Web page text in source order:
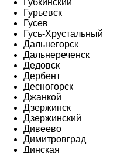
Губкинский
Гурьевск
Гусев
Гусь-Хрустальный
Дальнегорск
Дальнереченск
Дедовск
Дербент
Десногорск
Джанкой
Дзержинск
Дзержинский
Дивеево
Димитровград
Динская